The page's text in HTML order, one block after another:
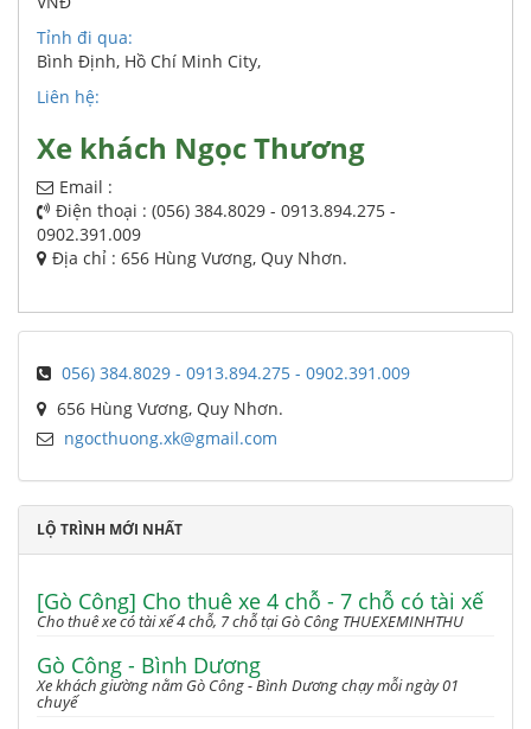
Tỉnh đi qua:
Bình Định, Hồ Chí Minh City,
Liên hệ:
Xe khách Ngọc Thương
Email :
Điện thoại : (056) 384.8029 - 0913.894.275 -
0902.391.009
Địa chỉ : 656 Hùng Vương, Quy Nhơn.
056) 384.8029 - 0913.894.275 - 0902.391.009
656 Hùng Vương, Quy Nhơn.
ngocthuong.xk@gmail.com
LỘ TRÌNH MỚI NHẤT
[Gò Công] Cho thuê xe 4 chỗ - 7 chỗ có tài xế
Cho thuê xe có tài xế 4 chỗ, 7 chỗ tại Gò Công THUEXEMINHTHU
Gò Công - Bình Dương
Xe khách giường nằm Gò Công - Bình Dương chạy mỗi ngày 01
chuyế